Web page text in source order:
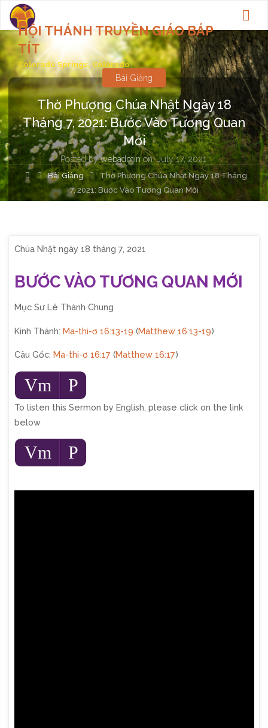
HỘI THÁNH TRUYỀN GIÁO BÁP
TÍT
Colorado Springs, Colorado
Thờ Phượng Chúa Nhật Ngày 18
Tháng 7, 2021: Bước Vào Tương Quan
Mới
Posted by webadmin on July 17, 2021
Bài Giảng
HomeBài Giảng
Thờ Phượng Chúa Nhật Ngày 18 Tháng
7, 2021: Bước Vào Tương Quan Mới
Chúa Nhật ngày 18 tháng 7, 2021
BƯỚC VÀO TƯƠNG QUAN MỚI
Mục Sư Lê Thành Chung
Kinh Thánh: Ma-thi-ơ 16:13-19 (Matthew 16:13-19)
Câu Gốc: Ma-thi-ơ 16:17 (Matthew 16:17)
Audio
Player
Vm P
To listen this Sermon by English, please click on the link
below
Audio
Player
Vm P